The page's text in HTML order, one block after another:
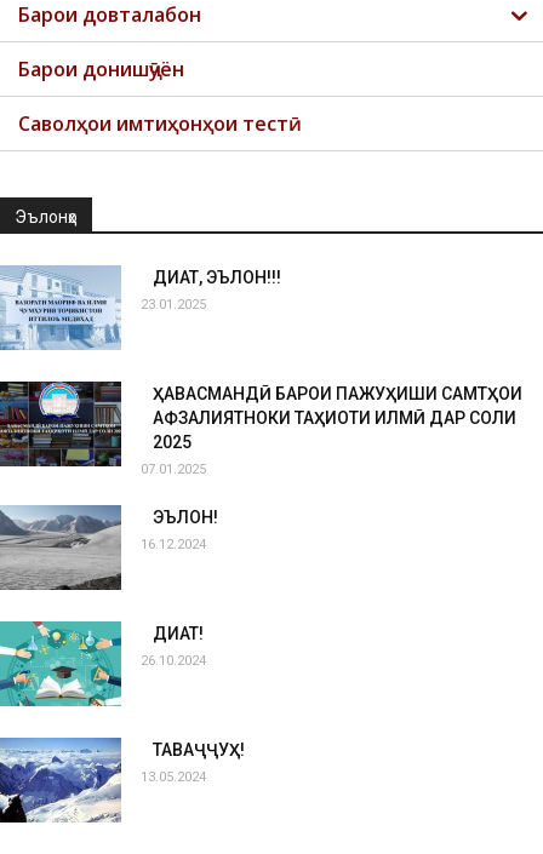
Барои довталабон
Барои донишҷӯён
Саволҳои имтиҳонҳои тестӣ
Эълонҳо
ДИҚҚАТ, ЭЪЛОН!!!
23.01.2025
ҲАВАСМАНДӢ БАРОИ ПАЖУҲИШИ САМТҲОИ
АФЗАЛИЯТНОКИ ТАҲҚИҚОТИ ИЛМӢ ДАР СОЛИ
2025
07.01.2025
ЭЪЛОН!
16.12.2024
ДИҚҚАТ!
26.10.2024
ТАВАҶҶУҲ!
13.05.2024